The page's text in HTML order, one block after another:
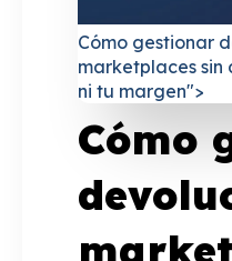
Cómo gestionar
marketplaces
ni tu margen">
Cómo